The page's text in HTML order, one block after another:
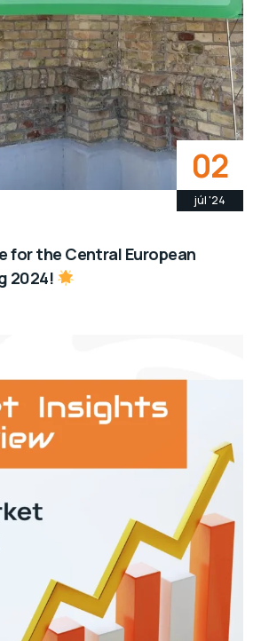
02
júl '24
for the Central European
2024!